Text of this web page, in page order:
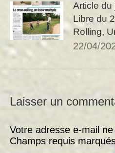
Article du
Libre du
Rolling,
22/04/
Laisser un
Votre adresse e-mail
Champs requis